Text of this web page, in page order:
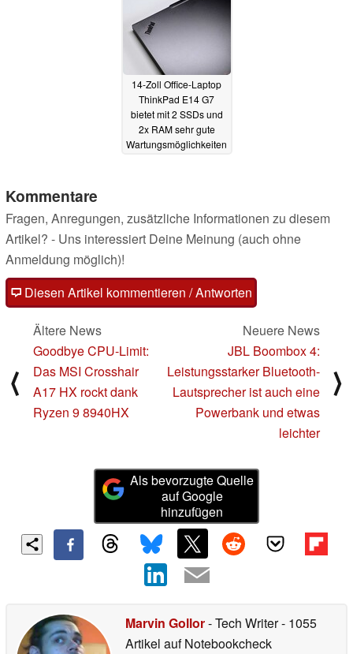
14-Zoll Office-Laptop
ThinkPad E14 G7
bietet mit 2 SSDs und
2x RAM sehr gute
Wartungsmöglichkeiten
Kommentare
Fragen, Anregungen, zusätzliche Informationen zu diesem
Artikel? - Uns interessiert Deine Meinung (auch ohne
Anmeldung möglich)!
Diesen Artikel kommentieren / Antworten
⟨
Ältere News
Goodbye CPU-Limit:
Das MSI Crosshair
A17 HX rockt dank
Ryzen 9 8940HX
Neuere News
JBL Boombox 4:
Leistungsstarker Bluetooth-
Lautsprecher ist auch eine
Powerbank und etwas
leichter
⟩
Als bevorzugte Quelle
auf Google
hinzufügen
Marvin Gollor- Tech Writer- 1055
Artikel auf Notebookcheck